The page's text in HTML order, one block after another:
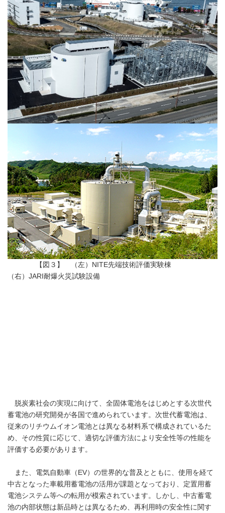
【図３】 （左）NITE先端技術評価実験棟
（右）JARI耐爆火災試験設備
脱炭素社会の実現に向けて、全固体電池をはじめとする次世代
蓄電池の研究開発が各国で進められています。次世代蓄電池は、
従来のリチウムイオン電池とは異なる材料系で構成されているた
め、その性質に応じて、適切な評価方法により安全性等の性能を
評価する必要があります。
また、電気自動車（EV）の世界的な普及とともに、使用を経て
中古となった車載用蓄電池の活用が課題となっており、定置用蓄
電池システム等への転用が模索されています。しかし、中古蓄電
池の内部状態は新品時とは異なるため、再利用時の安全性に関す